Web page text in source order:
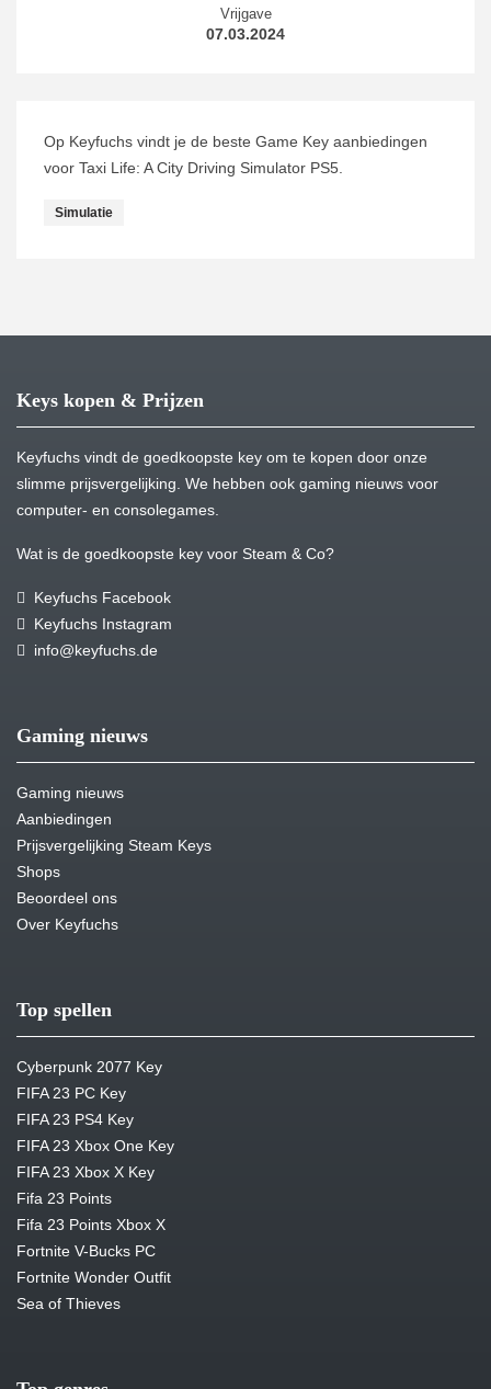
Vrijgave
07.03.2024
Op Keyfuchs vindt je de beste Game Key aanbiedingen
voor Taxi Life: A City Driving Simulator PS5.
Simulatie
Keys kopen & Prijzen
Keyfuchs vindt de goedkoopste key om te kopen door onze
slimme prijsvergelijking. We hebben ook gaming nieuws voor
computer- en consolegames.
Wat is de goedkoopste key voor Steam & Co?
Keyfuchs Facebook
Keyfuchs Instagram
info@keyfuchs.de
Gaming nieuws
Gaming nieuws
Aanbiedingen
Prijsvergelijking Steam Keys
Shops
Beoordeel ons
Over Keyfuchs
Top spellen
Cyberpunk 2077 Key
FIFA 23 PC Key
FIFA 23 PS4 Key
FIFA 23 Xbox One Key
FIFA 23 Xbox X Key
Fifa 23 Points
Fifa 23 Points Xbox X
Fortnite V-Bucks PC
Fortnite Wonder Outfit
Sea of Thieves